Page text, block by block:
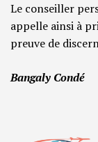
Le conseiller
appelle ainsi à
preuve de
Bangaly Condé